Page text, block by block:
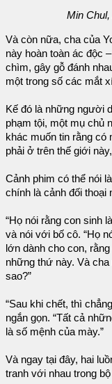
Min
Và còn nữa, cha của
này hoàn toàn ác độc
chìm, gây gỗ đánh
một trong số các mắt
Kế đó là những người
phạm tội, một mụ chủ
khác muốn tin rằng có
phải ở trên thế giới
Cảnh phim có thể nói
chính là cảnh đối thoại
“Họ nói rằng con sinh
và nói với bố cô. “Họ
lớn dành cho con,
những thứ này. Và
sao?”
“Sau khi chết, thì
ngắn gọn. “Tất cả
là số mệnh của mày.”
Và ngay tại đây, hai
tranh với nhau trong